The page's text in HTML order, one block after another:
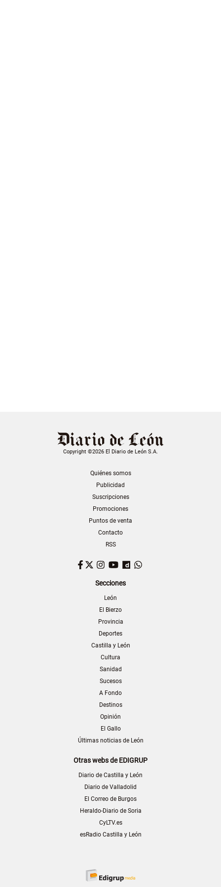
Copyright ©2026 El Diario de León S.A.
Quiénes somos
Publicidad
Suscripciones
Promociones
Puntos de venta
Contacto
RSS
Facebook
TwitterInstagram
YouTubeDailymotion
Secciones
León
El Bierzo
Provincia
Deportes
Castilla y León
Cultura
Sanidad
Sucesos
A Fondo
Destinos
Opinión
El Gallo
Últimas noticias de León
Otras webs de EDIGRUP
Diario de Castilla y León
Diario de Valladolid
El Correo de Burgos
Heraldo-Diario de Soria
CyLTV.es
esRadio Castilla y León